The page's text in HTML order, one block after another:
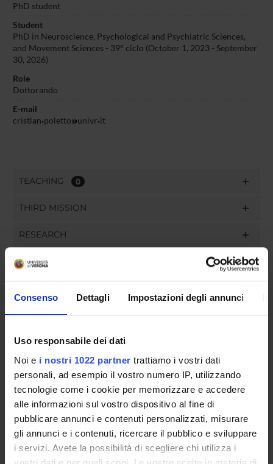
Consenso Dettagli Impostazioni degli annunci
Uso responsabile dei dati
Noi e i nostri 1022 partner trattiamo i vostri dati
personali, ad esempio il vostro numero IP, utilizzando
tecnologie come i cookie per memorizzare e accedere
alle informazioni sul vostro dispositivo al fine di
pubblicare annunci e contenuti personalizzati, misurare
gli annunci e i contenuti, ricercare il pubblico e sviluppare
i servizi. Avete la possibilità di scegliere chi utilizza i
PhD student
Student
PhD in Neuroscience, Psychological and Psychiatric Sciences,
and Movement Sciences - 39° ciclo (October 1, 2023 - September
30, 2026)
Role
Dottorando
E-mail
cristian poletto univr it
TEACHING 0
THIRD MISSION
RESEARCH
PROJECTS
ORGANISATION
GOVERNANCE
COMMITTEES
DEPARTMENT ADMINISTRATION OFFICES
STUDENT ADMINISTRATION OFFICES